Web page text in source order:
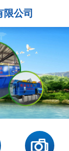
公司